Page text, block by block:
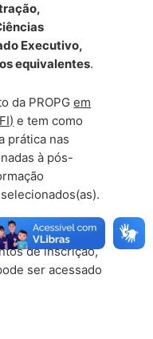
Executivo,
equivalentes.
da PROPGem
e tem como
prática nas
à pós-
requisitos,
de inscrição,
ser acessado